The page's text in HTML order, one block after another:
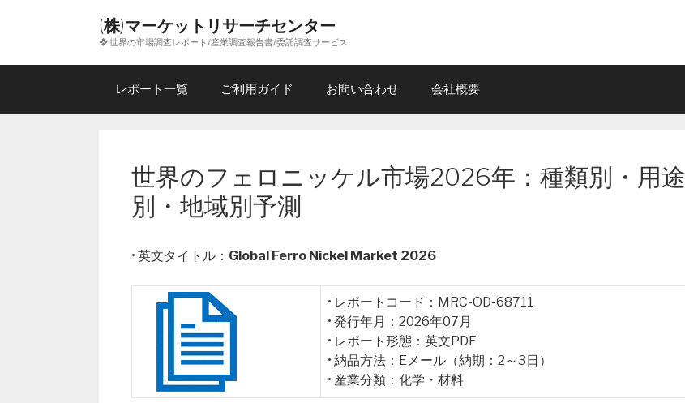
ン
(株)マーケットリサーチセンター
❖ 世界の市場調査レポート/産業調査報告書/委託調査サービス
レポート一覧 ご利用ガイド お問い合わせ 会社概要
世界のフェロニッケル市場2026年：種類別・用途
別・地域別予測
• 英文タイトル： Global Ferro Nickel Market 2026
• レポートコード：MRC-OD-68711
• 発行年月：2026年07月
• レポート形態：英文PDF
• 納品方法：Eメール（納期：2～3日）
• 産業分類：化学・材料